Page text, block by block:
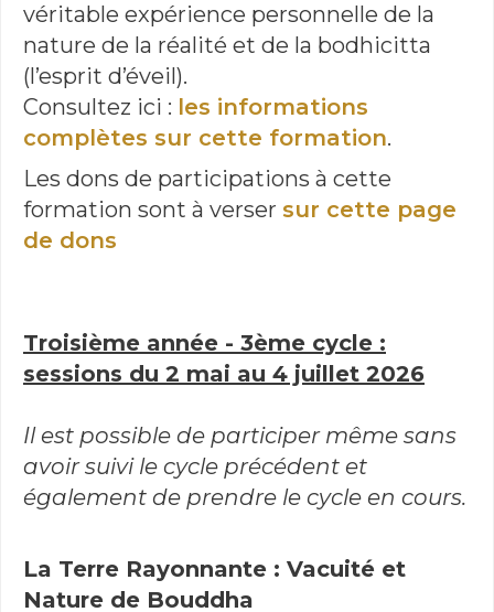
véritable expérience personnelle de la
nature de la réalité et de la bodhicitta
(l’esprit d’éveil).
Consultez ici : les informations
complètes sur cette formation.
Les dons de participations à cette
formation sont à verser sur cette page
de dons
Troisième année - 3ème cycle :
sessions du 2 mai au 4 juillet 2026
Il est possible de participer même sans
avoir suivi le cycle précédent et
également de prendre le cycle en cours.
La Terre Rayonnante : Vacuité et
Nature de Bouddha